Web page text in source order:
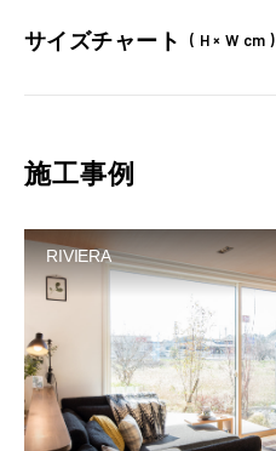
サイズチャート ( H × W cm )
施工事例
RIVIERA